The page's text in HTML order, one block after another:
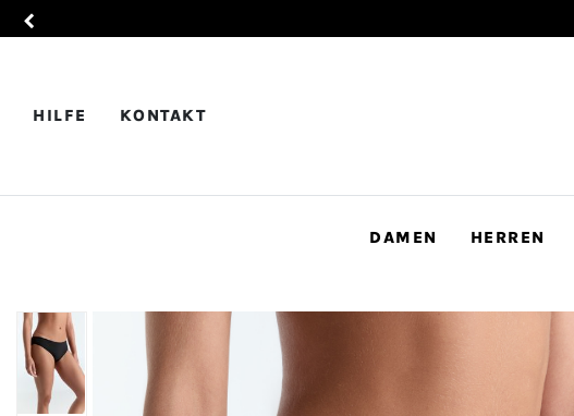
HILFE KONTAKT
DAMEN HERREN